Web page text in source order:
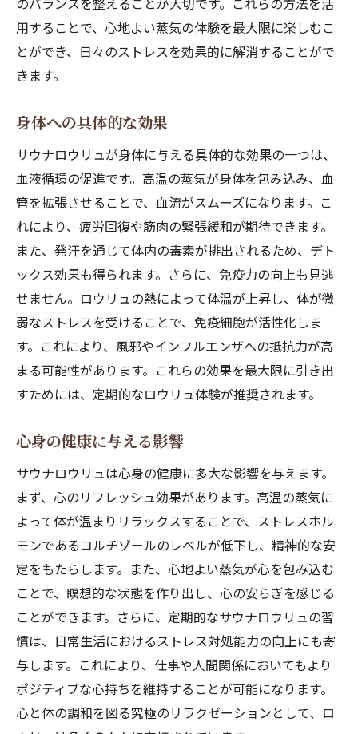
現代人がロウリュを求める理由
ストレス社会での重要な役割
時代と共に変化するロウリュの楽しみ方
ロウリュが支持される背景
サウナロウリュの蒸気で味わう心地よい安らぎ
蒸気による安らぎの科学
心地よい安らぎを体験する秘訣
サウナ空間の特別な雰囲気
蒸気がもたらす心の平穏
安らぎの感覚を最大化する方法
幸福感を高めるロウリュの効果
ストレス社会を生き抜くためのサウナロウリュ
活用法
ロウリュによるストレス軽減法
日々のストレスからの解放
サウナを取り入れた生活スタイル
ストレスフリーなライフスタイルの提案
心身をリセットするためのロウリュ
サウナロウリュが心身に与える影響とそのメカ
ニズム
身体的なメリットとその理由
心理的な影響の科学的基盤
心と体の相互作用とロウリュの役割
健康維持における重要性
用することで、心地よい蒸気の体験を最大限に楽しむこ
とができ、日々のストレスを効果的に解消することがで
きます。
身体への具体的な効果
サウナロウリュが身体に与える具体的な効果の一つは、
血液循環の促進です。高温の蒸気が身体を包み込み、血
管を拡張させることで、血流がスムーズになります。こ
れにより、疲労回復や筋肉の緊張緩和が期待できます。
また、発汗を通じて体内の毒素が排出されるため、デト
ックス効果も得られます。さらに、免疫力の向上も見逃
せません。ロウリュの熱によって体温が上昇し、体が微
弱なストレスを受けることで、免疫細胞が活性化しま
す。これにより、風邪やインフルエンザへの抵抗力が高
まる可能性があります。これらの効果を最大限に引き出
すためには、定期的なロウリュ体験が推奨されます。
心身の健康に与える影響
サウナロウリュは心身の健康に多大な影響を与えます。
まず、心のリフレッシュ効果があります。高温の蒸気に
よって体が温まりリラックスすることで、ストレスホル
モンであるコルチゾールのレベルが低下し、精神的な安
定をもたらします。また、心地よい蒸気が心を包み込む
ことで、瞑想的な状態を作り出し、心の安らぎを感じる
ことができます。さらに、定期的なサウナロウリュの習
慣は、日常生活におけるストレス対処能力の向上にも寄
与します。これにより、仕事や人間関係においてもより
ポジティブな心持ちを維持することが可能になります。
心と体の調和を図る究極のリラクゼーションとして、ロ